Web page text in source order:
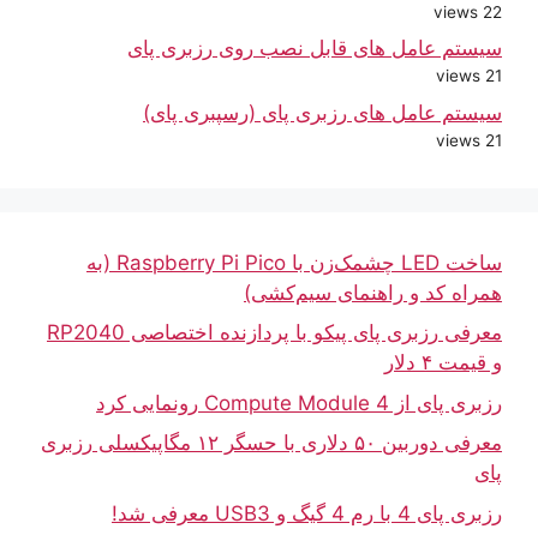
22 views
سیستم عامل های قابل نصب روی رزبری پای
21 views
سیستم عامل های رزبری پای (رسپبری پای)
21 views
ساخت LED چشمک‌زن با Raspberry Pi Pico (به
همراه کد و راهنمای سیم‌کشی)
معرفی رزبری پای پیکو با پردازنده اختصاصی RP2040
و قیمت ۴ دلار
رزبری پای از Compute Module 4 رونمایی کرد
معرفی دوربین ۵۰ دلاری با حسگر ۱۲ مگاپیکسلی رزبری
پای
رزبری پای 4 با رم 4 گیگ و USB3 معرفی شد!